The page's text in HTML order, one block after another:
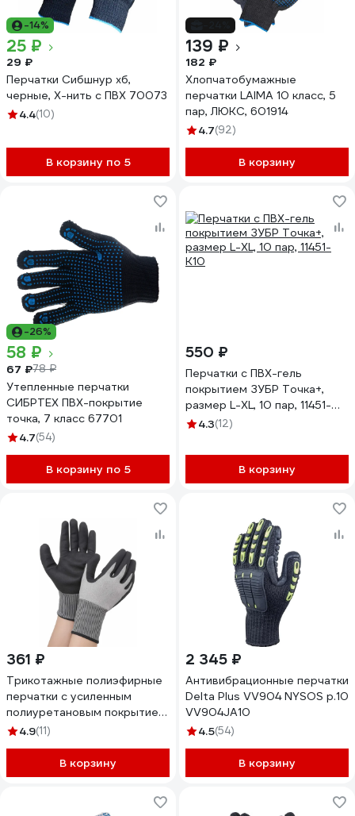
-14%
25 ₽
29 ₽
Перчатки Сибшнур хб,
черные, Х-нить с ПВХ 70073
4.4(10)
В корзину по 5
139 ₽
182 ₽
Хлопчатобумажные
перчатки LAIMA 10 класс, 5
пар, ЛЮКС, 601914
4.7(92)
В корзину
-26%
58 ₽
67 ₽78 ₽
Утепленные перчатки
СИБРТЕХ ПВХ-покрытие
точка, 7 класс 67701
4.7(54)
В корзину по 5
550 ₽
Перчатки с ПВХ-гель
покрытием ЗУБР Точка+,
размер L-XL, 10 пар, 11451-
K104.3(12)
В корзину
361 ₽
Трикотажные полиэфирные
перчатки с усиленным
полиуретановым покрытием
Gigant размер 10 GGPE-110
4.9(11)
В корзину
2 345 ₽
Антивибрационные перчатки
Delta Plus VV904 NYSOS р.10
VV904JA10
4.5(54)
В корзину